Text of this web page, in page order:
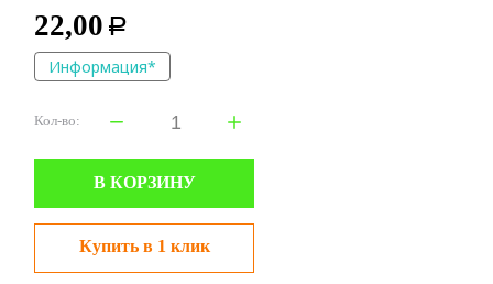
22,00 Р
Информация*
Кол-во:
В КОРЗИНУ
Купить в 1 клик